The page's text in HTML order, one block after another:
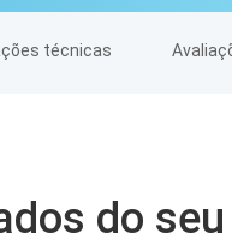
técnicas
do